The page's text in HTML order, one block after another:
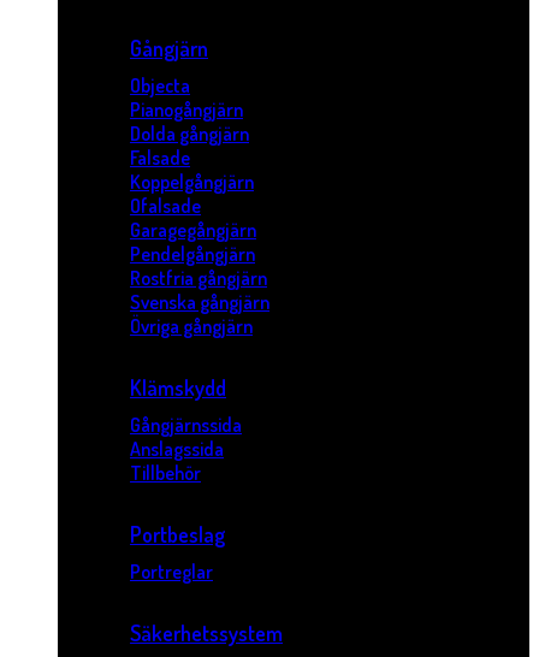
Gångjärn
Objecta
Pianogångjärn
Dolda gångjärn
Falsade
Koppelgångjärn
Ofalsade
Garagegångjärn
Pendelgångjärn
Rostfria gångjärn
Svenska gångjärn
Övriga gångjärn
Klämskydd
Gångjärnssida
Anslagssida
Tillbehör
Portbeslag
Portreglar
Säkerhetssystem